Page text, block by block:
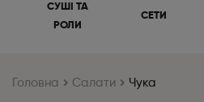
СУШІ ТА
РОЛИ
СЕТИ
Головна Салати Чука